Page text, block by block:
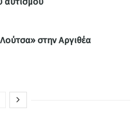
στην Αργιθέα